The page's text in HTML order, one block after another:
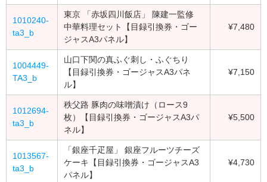
1010240-
ta3_b
東京 「赤坂四川飯店」 陳建一監修
中華料理セット【目録引換券・ゴー
ジャスA3パネル】
¥7,480
1004449-
TA3_b
山口下関の真ふぐ刺し・ふぐちり
【目録引換券・ゴージャスA3パネ
ル】
¥7,150
1012694-
ta3_b
秩父路 豚肉の味噌漬け（ロース9
枚）【目録引換券・ゴージャスA3パ
ネル】
¥5,500
1013567-
ta3_b
「銀座千疋屋」 銀座フルーツチーズ
ケーキ【目録引換券・ゴージャスA3
パネル】
¥4,730